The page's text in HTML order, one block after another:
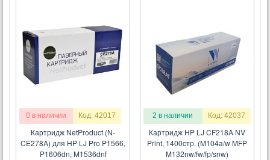
0 в наличии Код: 42017
Картридж NetProduct (N-
CE278A) для HP LJ Pro P1566,
P1606dn, M1536dnf
2 в наличии Код: 42037
Картридж HP LJ CF218A NV
Print, 1400cтр. (M104a/w MFP
M132nw/fw/fp/snw)